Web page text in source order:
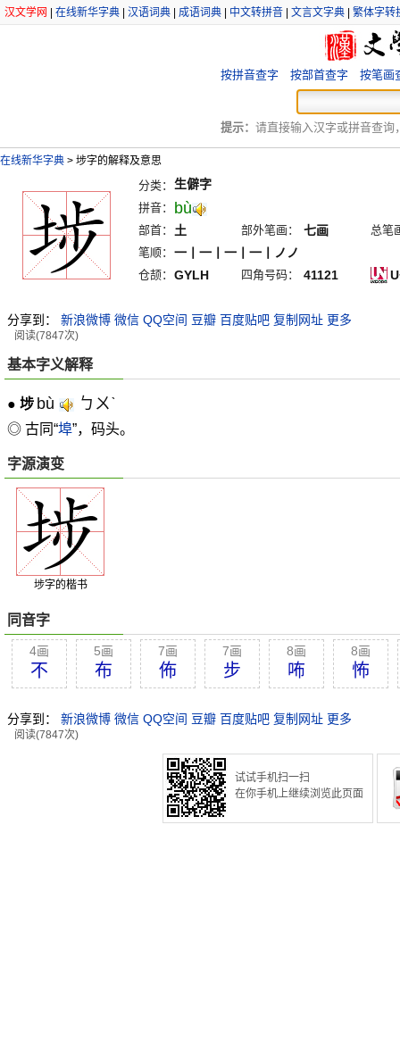
汉文学网 在线新华字典 汉语词典 成语词典 中文转拼音 文言文字典 繁体字转
按拼音查字 按部首查字 按笔画
提示： 请直接输入汉字或拼音查询
在线新华字典 > 埗字的解释及意思
分类： 生僻字
拼音： bù
部首： 土 部外笔画： 七画
总笔
笔顺： 一丨一丨一丨一丨ノノ
仓颉： GYLH 四角号码： 41121
分享到： 新浪微博 微信 QQ空间 豆瓣 百度贴吧 复制网址 更多
阅读(7847次)
基本字义解释
● 埗 bù ㄅㄨˋ
◎ 古同“埠”，码头。
字源演变
埗字的楷书
同音字
4画
不
5画
布
7画
佈
7画
步
8画
咘
8画
怖
分享到： 新浪微博 微信 QQ空间 豆瓣 百度贴吧 复制网址 更多
阅读(7847次)
试试手机扫一扫
在你手机上继续浏览此页面